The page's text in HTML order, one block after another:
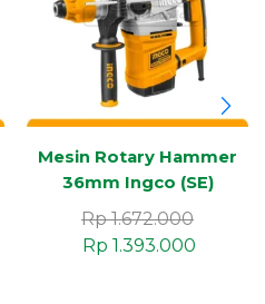
Mesin Rotary Hammer
36mm Ingco (SE)
Industrial
Rp1.672.000
Rp 1.393.000